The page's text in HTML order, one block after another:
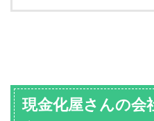
現金化屋さんの会